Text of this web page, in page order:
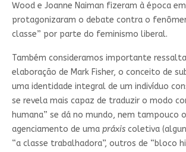
Wood e Joanne Naiman fizeram à época
protagonizaram o debate contra o
classe” por parte do feminismo liberal.
Também consideramos importante
elaboração de Mark Fisher, o conceito de
uma identidade integral de um indivíduo
se revela mais capaz de traduzir o modo
humana” se dá no mundo, nem tampouco
agenciamento de uma práxiscoletiva
“a classe trabalhadora”, outros de “bloco